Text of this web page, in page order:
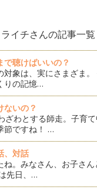
イチさんの記事一覧
聴けばいいの？
対象は、実にさまざま
りの記憶…
ないの？
ざわとする師走。子育
節ですね！ …
、対話
ね。みなさん、お子さ
先日、…